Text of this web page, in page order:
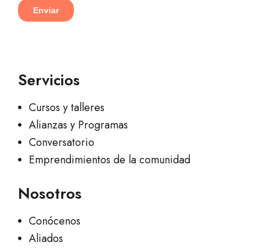
Servicios
Cursos y talleres
Alianzas y Programas
Conversatorio
Emprendimientos de la comunidad
Nosotros
Conócenos
Aliados